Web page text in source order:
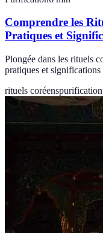
Comprendre les
Pratiques et
Plongée dans les rituels
pratiques et
rituels coréenspurification